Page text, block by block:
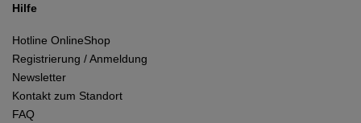
Hilfe
Hotline OnlineShop
Registrierung / Anmeldung
Newsletter
Kontakt zum Standort
FAQ